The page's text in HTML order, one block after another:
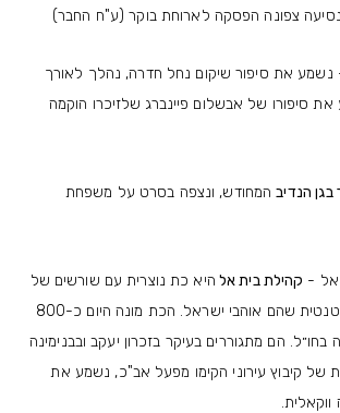
נסיעה צפונה הפסקה לארוחת בוקר (ע"ח החבר)
את סיפור שיקום נחל חדרה, נהלך לאורך
סיפורו של אבשלום פיינברג שלזיכרו הוקמה
בגן הנדיבהמחודש, ונצפה בסרט על משפחת
אל - קהילת בית אל היא כת נוצרית עם שורשים של
כנסייה חופשית פרוטסטנטית שהם אוהבי ישראל. הכת מונה היום כ-800
הם מתגוררים בעיקר בזכרון יעקב ובבנימינה
של קיבוץ עירוני הקימו מפעל אב"כ, נשמע את